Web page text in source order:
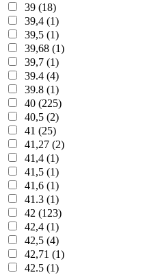
39 (18)
39,4 (1)
39,5 (1)
39,68 (1)
39,7 (1)
39.4 (4)
39.8 (1)
40 (225)
40,5 (2)
41 (25)
41,27 (2)
41,4 (1)
41,5 (1)
41,6 (1)
41.3 (1)
42 (123)
42,4 (1)
42,5 (4)
42,71 (1)
42.5 (1)